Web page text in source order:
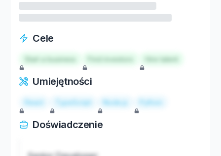
Cele
Start a business Hire talent
Umiejętności
React TypeScript Node.js Python
Doświadczenie